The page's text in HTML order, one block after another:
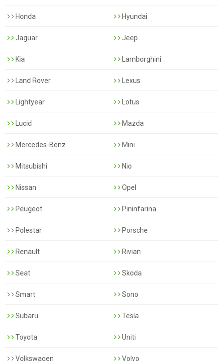
Honda Hyundai
Jaguar Jeep
Kia Lamborghini
Land Rover Lexus
Lightyear Lotus
Lucid Mazda
Mercedes-Benz Mini
Mitsubishi Nio
Nissan Opel
Peugeot Pininfarina
Polestar Porsche
Renault Rivian
Seat Skoda
Smart Sono
Subaru Tesla
Toyota Uniti
Volkswagen Volvo